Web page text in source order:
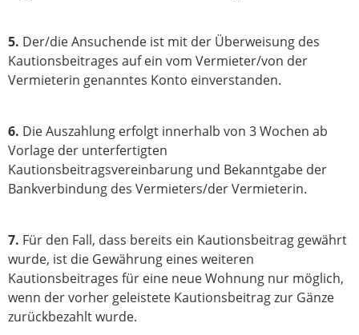
5. Der/die Ansuchende ist mit der Überweisung des
Kautionsbeitrages auf ein vom Vermieter/von der
Vermieterin genanntes Konto einverstanden.
6. Die Auszahlung erfolgt innerhalb von 3 Wochen ab
Vorlage der unterfertigten
Kautionsbeitragsvereinbarung und Bekanntgabe der
Bankverbindung des Vermieters/der Vermieterin.
7. Für den Fall, dass bereits ein Kautionsbeitrag gewährt
wurde, ist die Gewährung eines weiteren
Kautionsbeitrages für eine neue Wohnung nur möglich,
wenn der vorher geleistete Kautionsbeitrag zur Gänze
zurückbezahlt wurde.